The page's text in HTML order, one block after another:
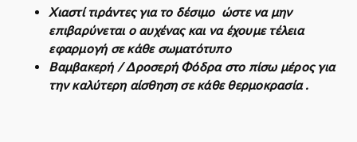
Χιαστί τιράντες για το δέσιμο ώστε να μην
επιβαρύνεται ο αυχένας και να έχουμε τέλεια
εφαρμογή σε κάθε σωματότυπο
Βαμβακερή / Δροσερή Φόδρα στο πίσω μέρος για
την καλύτερη αίσθηση σε κάθε θερμοκρασία .